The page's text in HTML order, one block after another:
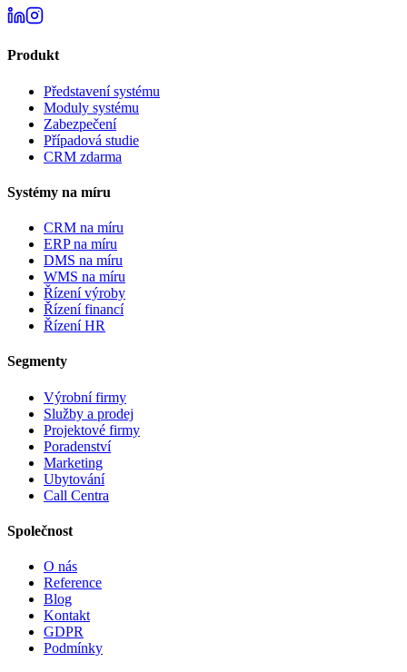
Produkt
Představení systému
Moduly systému
Zabezpečení
Případová studie
CRM zdarma
Systémy na míru
CRM na míru
ERP na míru
DMS na míru
WMS na míru
Řízení výroby
Řízení financí
Řízení HR
Segmenty
Výrobní firmy
Služby a prodej
Projektové firmy
Poradenství
Marketing
Ubytování
Call Centra
Společnost
O nás
Reference
Blog
Kontakt
GDPR
Podmínky